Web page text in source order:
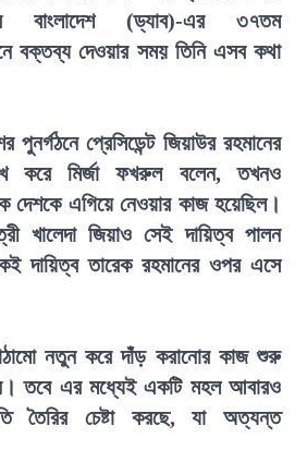
বাংলাদেশ (ড্যাব)-এর ৩৭তম
বক্তব্য দেওয়ার সময় তিনি এসব কথা
প্রেসিডেন্ট জিয়াউর রহমানের
করে মির্জা ফখরুল বলেন, তখনও
দেশকে এগিয়ে নেওয়ার কাজ হয়েছিল।
খালেদা জিয়াও সেই দায়িত্ব পালন
দায়িত্ব তারেক রহমানের ওপর এসে
নতুন করে দাঁড় করানোর কাজ শুরু
তবে এর মধ্যেই একটি মহল আবারও
তৈরির চেষ্টা করছে, যা অত্যন্ত